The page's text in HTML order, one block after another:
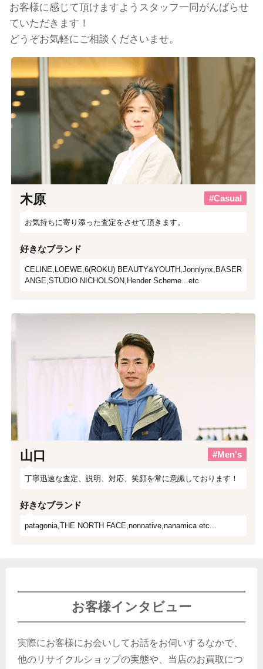
お客様に感じて頂けますようスタッフ一同がんばらせ
ていただきます！
どうぞお気軽にご相談くださいませ。
木原 #Casual
お気持ちに寄り添った査定をさせて頂きます。
好きなブランド
CELINE,LOEWE,6(ROKU) BEAUTY&YOUTH,Jonnlynx,BASER
ANGE,STUDIO NICHOLSON,Hender Scheme...etc
山口 #Men's
丁寧迅速な査定、説明、対応、笑顔を常に意識しております！
好きなブランド
patagonia,THE NORTH FACE,nonnative,nanamica etc...
お客様インタビュー
実際にお客様にお会いしてお話をお伺いするなかで、
他のリサイクルショップの実態や、当店のお買取につ